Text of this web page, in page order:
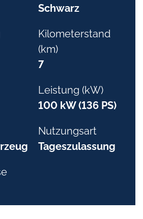
Schwarz
Kilometerstand
(km)
7
Leistung (kW)
100 kW (136 PS)
Nutzungsart
Tageszulassung